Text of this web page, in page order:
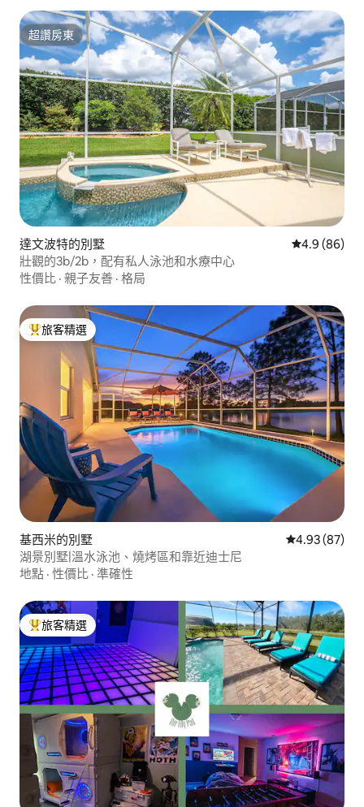
超讚房東
超讚房東
達文波特的別墅 從 86 則評價
4.9 (86)
壯觀的3b/2b，配有私人泳池和水療中心
性價比 · 親子友善 · 格局
旅客精選榜首
旅客精選
基西米的別墅 從 87 則評價
4.93 (87)
湖景別墅|溫水泳池、燒烤區和靠近迪士尼
地點 · 性價比 · 準確性
旅客精選榜首
旅客精選